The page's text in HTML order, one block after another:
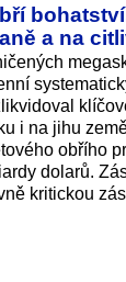
a na
i na jihu
obřího
dolarů.
kritickou